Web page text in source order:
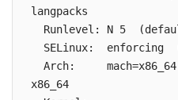
langpacks
  Arch:     mach=x86_64  cpu=x86_64  platform=
x86_64